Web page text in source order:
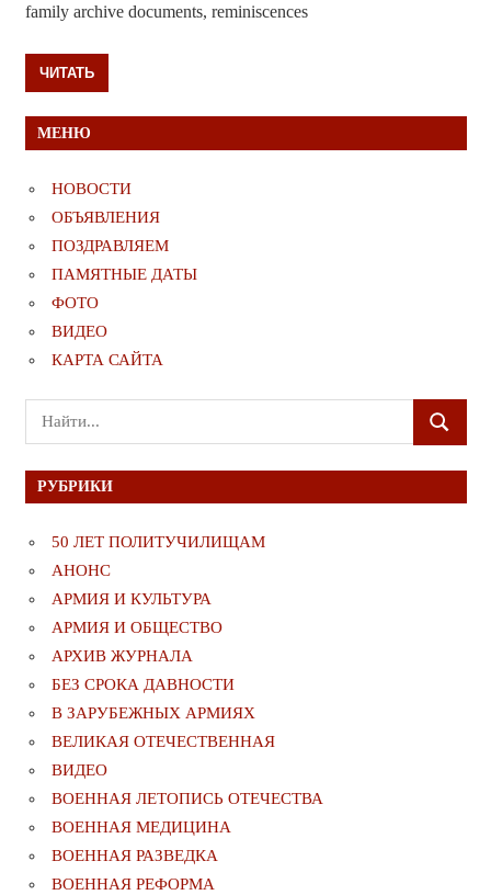
family archive documents, reminiscences
ЧИТАТЬ
МЕНЮ
НОВОСТИ
ОБЪЯВЛЕНИЯ
ПОЗДРАВЛЯЕМ
ПАМЯТНЫЕ ДАТЫ
ФОТО
ВИДЕО
КАРТА САЙТА
Поиск
для:
ПОИСК
РУБРИКИ
50 ЛЕТ ПОЛИТУЧИЛИЩАМ
АНОНС
АРМИЯ И КУЛЬТУРА
АРМИЯ И ОБЩЕСТВО
АРХИВ ЖУРНАЛА
БЕЗ СРОКА ДАВНОСТИ
В ЗАРУБЕЖНЫХ АРМИЯХ
ВЕЛИКАЯ ОТЕЧЕСТВЕННАЯ
ВИДЕО
ВОЕННАЯ ЛЕТОПИСЬ ОТЕЧЕСТВА
ВОЕННАЯ МЕДИЦИНА
ВОЕННАЯ РАЗВЕДКА
ВОЕННАЯ РЕФОРМА